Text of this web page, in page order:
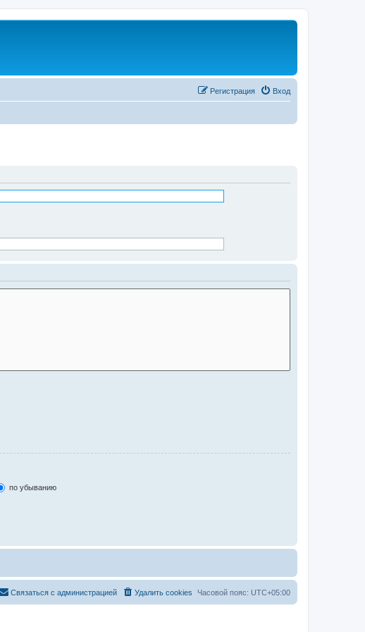
Вход
Регистрация
по убыванию
Часовой пояс: UTC+05:00
Удалить cookies
Связаться с администрацией